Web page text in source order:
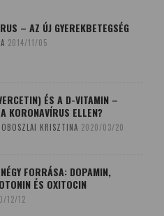
– AZ ÚJ GYEREKBETEGSÉG
2014/11/05
ÉS A D-VITAMIN –
KORONAVÍRUS ELLEN?
KRISZTINA 2020/03/20
FORRÁSA: DOPAMIN,
ÉS OXITOCIN
12/12